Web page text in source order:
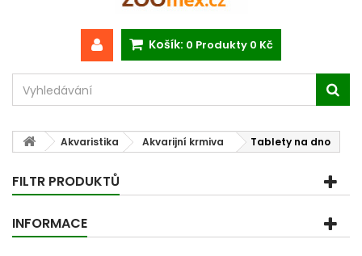
Košík: 0 Produkty 0 Kč
Akvaristika Akvarijní krmiva Tablety na dno
FILTR PRODUKTŮ
INFORMACE